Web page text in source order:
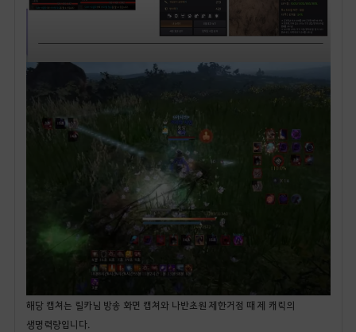
해당 캡쳐는 릴카님 방송 화면 캡쳐와 나반초원 제한거점 때 제 캐릭의
생명력량입니다.